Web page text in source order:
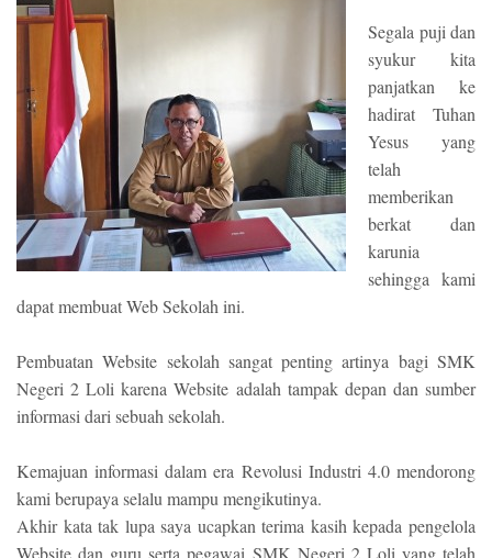
Segala puji dan
syukur kita
panjatkan ke
hadirat Tuhan
Yesus yang
telah
memberikan
berkat dan
karunia
sehingga kami
dapat membuat Web Sekolah ini.
Pembuatan Website sekolah sangat penting artinya bagi SMK
Negeri 2 Loli karena Website adalah tampak depan dan sumber
informasi dari sebuah sekolah.
Kemajuan informasi dalam era Revolusi Industri 4.0 mendorong
kami berupaya selalu mampu mengikutinya.
Akhir kata tak lupa saya ucapkan terima kasih kepada pengelola
Website dan guru serta pegawai SMK Negeri 2 Loli yang telah